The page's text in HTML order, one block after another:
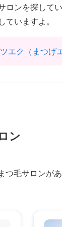
ロンを探して
いますよ。
エク（まつげ
ン
つ毛サロンが